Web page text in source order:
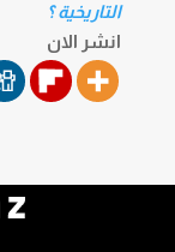
التاريخية ؟
انشر الان